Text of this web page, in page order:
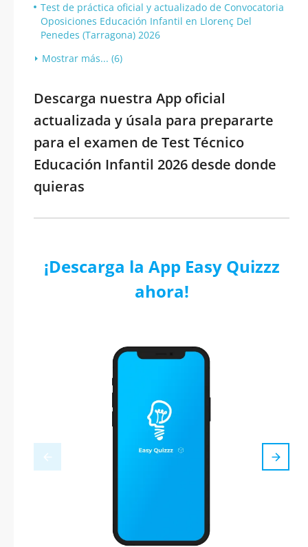
Test de práctica oficial y actualizado de Convocatoria
Oposiciones Educación Infantil en Llorenç Del
Penedes (Tarragona) 2026
Mostrar más... (6)
Descarga nuestra App oficial
actualizada y úsala para prepararte
para el examen de Test Técnico
Educación Infantil 2026 desde donde
quieras
¡Descarga la App Easy Quizzz
ahora!